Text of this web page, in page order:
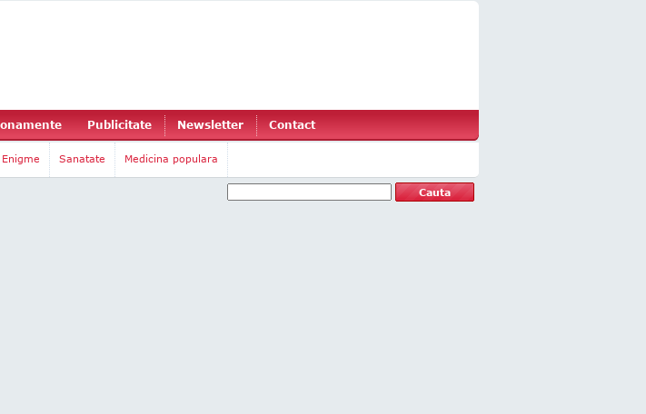
Publicitate Newsletter Contact
Enigme Sanatate Medicina populara